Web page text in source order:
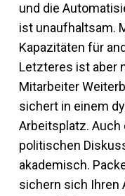
und die
ist unaufhaltsam.
Kapazitäten für
Letzteres ist aber
Mitarbeiter
sichert in einem
Arbeitsplatz.
politischen
akademisch.
sichern sich Ihren